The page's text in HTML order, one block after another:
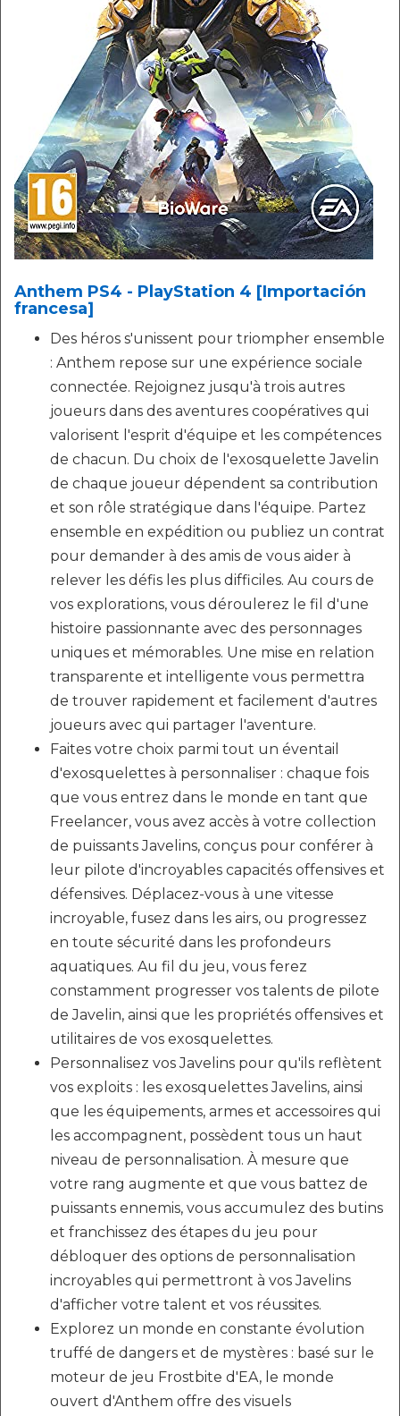
Anthem PS4 - PlayStation 4 [Importación
francesa]
Des héros s'unissent pour triompher ensemble
: Anthem repose sur une expérience sociale
connectée. Rejoignez jusqu'à trois autres
joueurs dans des aventures coopératives qui
valorisent l'esprit d'équipe et les compétences
de chacun. Du choix de l'exosquelette Javelin
de chaque joueur dépendent sa contribution
et son rôle stratégique dans l'équipe. Partez
ensemble en expédition ou publiez un contrat
pour demander à des amis de vous aider à
relever les défis les plus difficiles. Au cours de
vos explorations, vous déroulerez le fil d'une
histoire passionnante avec des personnages
uniques et mémorables. Une mise en relation
transparente et intelligente vous permettra
de trouver rapidement et facilement d'autres
joueurs avec qui partager l'aventure.
Faites votre choix parmi tout un éventail
d'exosquelettes à personnaliser : chaque fois
que vous entrez dans le monde en tant que
Freelancer, vous avez accès à votre collection
de puissants Javelins, conçus pour conférer à
leur pilote d'incroyables capacités offensives et
défensives. Déplacez-vous à une vitesse
incroyable, fusez dans les airs, ou progressez
en toute sécurité dans les profondeurs
aquatiques. Au fil du jeu, vous ferez
constamment progresser vos talents de pilote
de Javelin, ainsi que les propriétés offensives et
utilitaires de vos exosquelettes.
Personnalisez vos Javelins pour qu'ils reflètent
vos exploits : les exosquelettes Javelins, ainsi
que les équipements, armes et accessoires qui
les accompagnent, possèdent tous un haut
niveau de personnalisation. À mesure que
votre rang augmente et que vous battez de
puissants ennemis, vous accumulez des butins
et franchissez des étapes du jeu pour
débloquer des options de personnalisation
incroyables qui permettront à vos Javelins
d'afficher votre talent et vos réussites.
Explorez un monde en constante évolution
truffé de dangers et de mystères : basé sur le
moteur de jeu Frostbite d'EA, le monde
ouvert d'Anthem offre des visuels